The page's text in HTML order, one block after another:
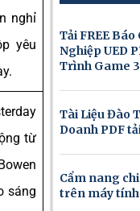
nghỉ
yêu
từ
sáng
Tải FREE
Nghiệp UED
Trình Game
Tài Liệu Đào
Doanh PDF
Cẩm nang
trên máy tính